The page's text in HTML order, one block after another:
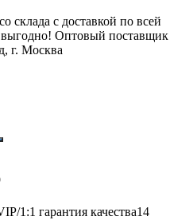
с доставкой по всей
выгодно! Оптовый поставщик
г. Москва
1:1 гарантия качества14